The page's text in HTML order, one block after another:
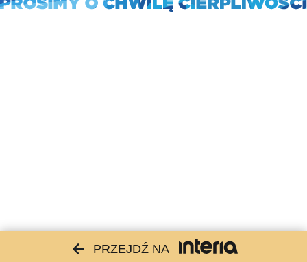
PRZEJDŹ NA